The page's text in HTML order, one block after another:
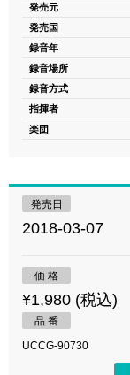
発売元
発売国
録音年
録音場所
録音方式
指揮者
楽団
発売日
2018-03-07
価 格
¥1,980 (税込)
品 番
UCCG-90730